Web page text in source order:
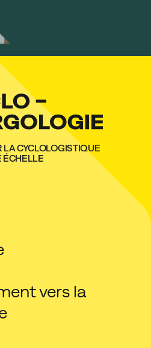
LA CYCLOLOGISTIQUE
ÉCHELLE
vers la